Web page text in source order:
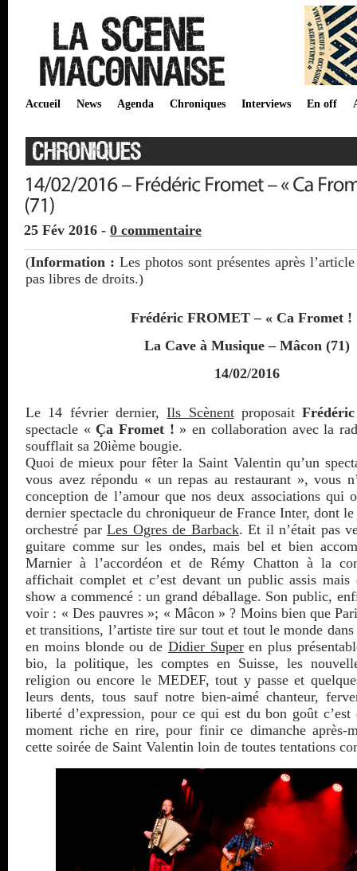
Accueil News Agenda Chroniques Interviews En off
25 Fév 2016 - 0 commentaire
(Information : Les photos sont présentes après
pas libres de droits.)
Frédéric FROMET – « Ca Fromet !
La Cave à Musique – Mâcon (71)
14/02/2016
Le 14 février dernier,Ils Scènentproposait
spectacle « Ça Fromet ! » en collaboration avec la
soufflait sa 20ième bougie.
Quoi de mieux pour fêter la Saint Valentin qu’un
vous avez répondu « un repas au restaurant », vous
conception de l’amour que nos deux associations qui
dernier spectacle du chroniqueur de France Inter, dont
orchestré parLes Ogres de Barback. Et il n’était pas
guitare comme sur les ondes, mais bel et bien
Marnier à l’accordéon et de Rémy Chatton à la
affichait complet et c’est devant un public assis
show a commencé : un grand déballage. Son public,
voir : « Des pauvres »; « Mâcon » ? Moins bien que
et transitions, l’artiste tire sur tout et tout le monde
en moins blonde ou de Didier Superen plus
bio, la politique, les comptes en Suisse, les
religion ou encore le MEDEF, tout y passe et
leurs dents, tous sauf notre bien-aimé chanteur,
liberté d’expression, pour ce qui est du bon goût
moment riche en rire, pour finir ce dimanche après-
cette soirée de Saint Valentin loin de toutes tentations